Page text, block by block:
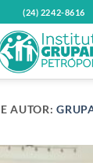
(24) 2242-8616
AUTOR: